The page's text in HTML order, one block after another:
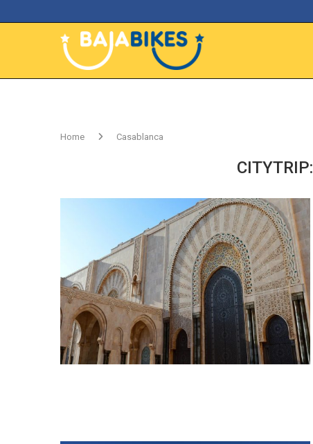
Home Casablanca
CITYTRIP: